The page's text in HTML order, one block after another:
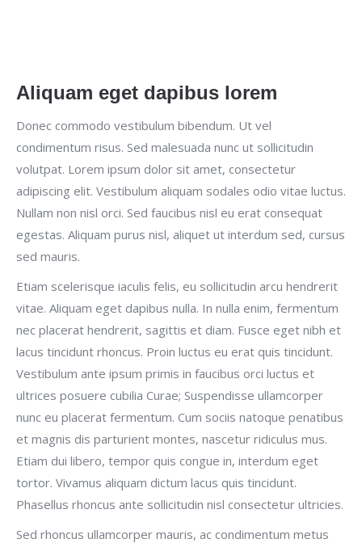
Aliquam eget dapibus lorem
Donec commodo vestibulum bibendum. Ut vel
condimentum risus. Sed malesuada nunc ut sollicitudin
volutpat. Lorem ipsum dolor sit amet, consectetur
adipiscing elit. Vestibulum aliquam sodales odio vitae luctus.
Nullam non nisl orci. Sed faucibus nisl eu erat consequat
egestas. Aliquam purus nisl, aliquet ut interdum sed, cursus
sed mauris.
Etiam scelerisque iaculis felis, eu sollicitudin arcu hendrerit
vitae. Aliquam eget dapibus nulla. In nulla enim, fermentum
nec placerat hendrerit, sagittis et diam. Fusce eget nibh et
lacus tincidunt rhoncus. Proin luctus eu erat quis tincidunt.
Vestibulum ante ipsum primis in faucibus orci luctus et
ultrices posuere cubilia Curae; Suspendisse ullamcorper
nunc eu placerat fermentum. Cum sociis natoque penatibus
et magnis dis parturient montes, nascetur ridiculus mus.
Etiam dui libero, tempor quis congue in, interdum eget
tortor. Vivamus aliquam dictum lacus quis tincidunt.
Phasellus rhoncus ante sollicitudin nisl consectetur ultricies.
Sed rhoncus ullamcorper mauris, ac condimentum metus